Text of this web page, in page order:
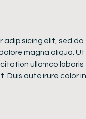
adipisicing elit, sed do
magna aliqua. Ut
ullamco laboris
Duis aute irure dolor in.